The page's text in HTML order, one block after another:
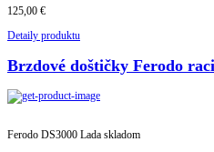
125,00 €
Detaily produktu
Brzdové doštičky Ferodo
Ferodo DS3000 Lada skladom